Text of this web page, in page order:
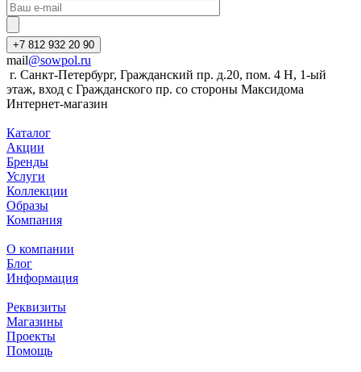
+7 812 932 20 90
mail@sowpol.ru
г. Санкт-Петербург, Гражданский пр. д.20, пом. 4 Н, 1-ый
этаж, вход с Гражданского пр. со стороны Максидома
Интернет-магазин
Каталог
Акции
Бренды
Услуги
Коллекции
Образы
Компания
О компании
Блог
Информация
Реквизиты
Магазины
Проекты
Помощь